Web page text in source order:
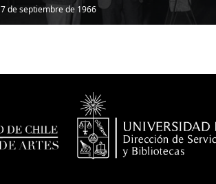
7 de septiembre de 1966